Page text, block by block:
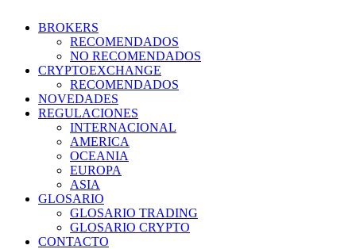
BROKERS
RECOMENDADOS
NO RECOMENDADOS
CRYPTOEXCHANGE
RECOMENDADOS
NOVEDADES
REGULACIONES
INTERNACIONAL
AMERICA
OCEANIA
EUROPA
ASIA
GLOSARIO
GLOSARIO TRADING
GLOSARIO CRYPTO
CONTACTO